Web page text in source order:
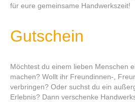
für eure gemeinsame Handwerkszeit!
Gutschein
Möchtest du einem lieben Menschen
machen? Wollt ihr Freundinnen-,
verbringen? Oder suchst du ein
Erlebnis? Dann verschenke